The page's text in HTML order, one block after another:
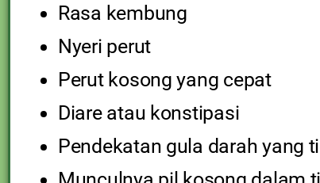
Rasa kembung
Nyeri perut
Perut kosong yang cepat
Diare atau konstipasi
Pendekatan gula darah yang